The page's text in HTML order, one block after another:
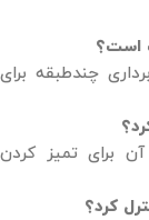
چندطبقه برای
برای تمیز کردن
کرد؟